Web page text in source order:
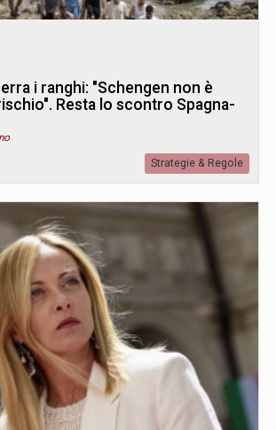
i ranghi: "Schengen non è
Resta lo scontro Spagna-
Strategie & Regole